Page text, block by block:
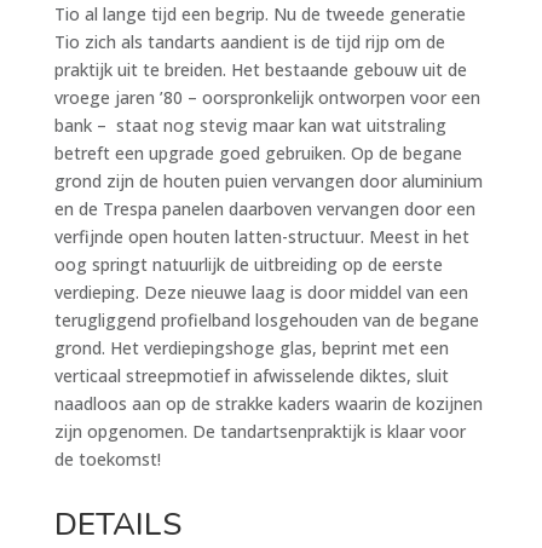
Tio al lange tijd een begrip. Nu de tweede generatie
Tio zich als tandarts aandient is de tijd rijp om de
praktijk uit te breiden. Het bestaande gebouw uit de
vroege jaren ’80 – oorspronkelijk ontworpen voor een
bank – staat nog stevig maar kan wat uitstraling
betreft een upgrade goed gebruiken. Op de begane
grond zijn de houten puien vervangen door aluminium
en de Trespa panelen daarboven vervangen door een
verfijnde open houten latten-structuur. Meest in het
oog springt natuurlijk de uitbreiding op de eerste
verdieping. Deze nieuwe laag is door middel van een
terugliggend profielband losgehouden van de begane
grond. Het verdiepingshoge glas, beprint met een
verticaal streepmotief in afwisselende diktes, sluit
naadloos aan op de strakke kaders waarin de kozijnen
zijn opgenomen. De tandartsenpraktijk is klaar voor
de toekomst!
DETAILS